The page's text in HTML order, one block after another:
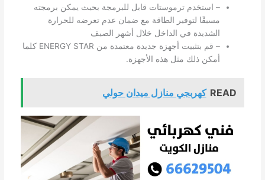
– استخدم ترموستات قابل للبرمجة بحيث يمكن برمجته
مسبقًا لتوفير الطاقة مع ضمان عدم تعرضه للحرارة
الشديدة في الداخل خلال أشهر الصيف
– قم بتثبيت أجهزة جديدة معتمدة من ENERGY STAR كلما
أمكن ذلك مثل هذه الأجهزة.
READ كهربجي منازل ميدان حولي